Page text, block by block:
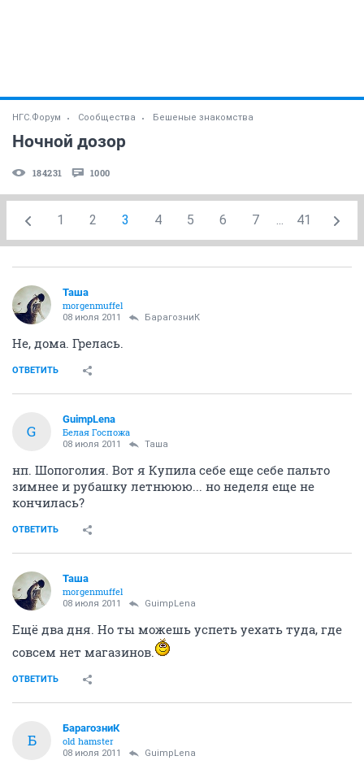
НГС.Форум Сообщества Бешеные знакомства
Ночной дозор
184231 1000
1 2 3 4 5 6 7 ... 41
Таша
morgenmuffel
08 июля 2011 БарагозниК
Не, дома. Грелась.
ОТВЕТИТЬ
G
GuimpLena
Белая Госпожа
08 июля 2011 Таша
нп. Шопоголия. Вот я Купила себе еще себе пальто
зимнее и рубашку летнююю... но неделя еще не
кончилась?
ОТВЕТИТЬ
Таша
morgenmuffel
08 июля 2011 GuimpLena
Ещё два дня. Но ты можешь успеть уехать туда, где
совсем нет магазинов.
ОТВЕТИТЬ
Б
БарагозниК
old hamster
08 июля 2011 GuimpLena